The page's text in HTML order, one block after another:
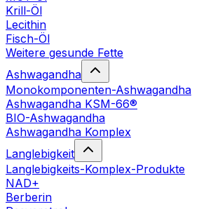
Krill-Öl
Lecithin
Fisch-Öl
Weitere gesunde Fette
Ashwagandha
Monokomponenten-Ashwagandha
Ashwagandha KSM-66®
BIO-Ashwagandha
Ashwagandha Komplex
Langlebigkeit
Langlebigkeits-Komplex-Produkte
NAD+
Berberin